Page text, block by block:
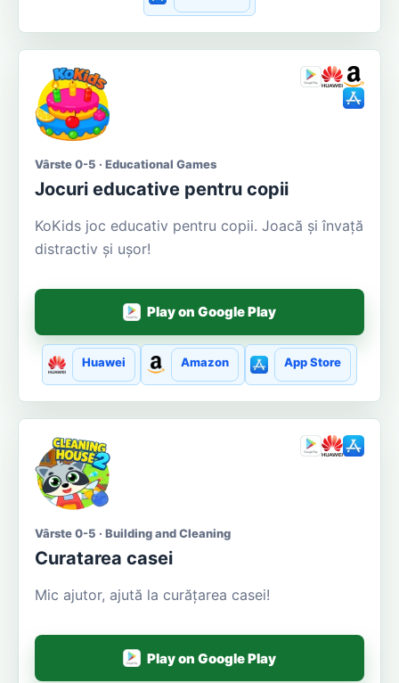
Vârste 0-5 · Educational Games
Jocuri educative pentru copii
KoKids joc educativ pentru copii. Joacă și învață
distractiv și ușor!
Play on Google Play
Huawei Amazon App Store
Vârste 0-5 · Building and Cleaning
Curatarea casei
Mic ajutor, ajută la curățarea casei!
Play on Google Play